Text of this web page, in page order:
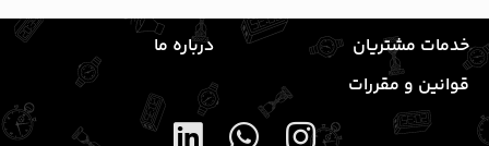
خدمات مشتریان
درباره ما
قوانین و مقررات